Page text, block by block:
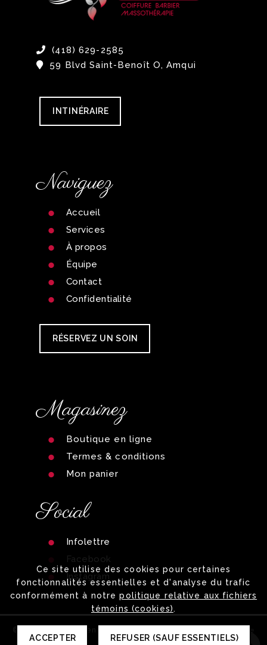
Ce site utilise des cookies pour certaines
fonctionnalités essentielles et d'analyse du trafic
conformément à notrepolitique relative aux fichiers
témoins (cookies).
ACCEPTER REFUSER (SAUF ESSENTIELS)
(418) 629-2585
59 Blvd Saint-Benoît O, Amqui
INTINÉRAIRE
Naviguez
Accueil
Services
À propos
Équipe
Contact
Confidentialité
RÉSERVEZ UN SOIN
Magasinez
Boutique en ligne
Termes & conditions
Mon panier
Social
Infolettre
Facebook
Instagram
© 2026 Clinique Renaissance |